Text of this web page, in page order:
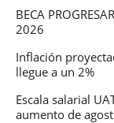
BECA
2026
Inflación
llegue a un 2%
Escala salarial
aumento de